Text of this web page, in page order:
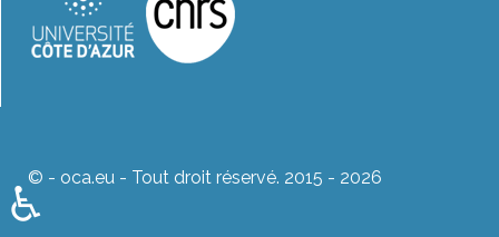
© - oca.eu - Tout droit réservé. 2015 - 2026